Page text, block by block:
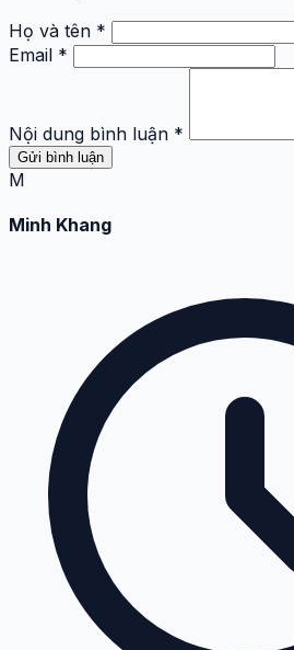
Họ và tên *
Email *
Nội dung bình luận *
Gửi bình luận
M
Minh Khang